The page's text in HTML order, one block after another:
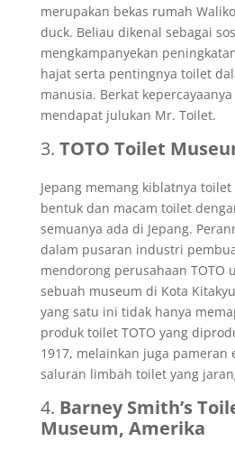
merupakan bekas rumah
duck. Beliau dikenal sebagai
mengkampanyekan
hajat serta pentingnya toilet
manusia. Berkat
mendapat julukan Mr. Toilet.
3. TOTO Toilet
Jepang memang kiblatnya
bentuk dan macam toilet
semuanya ada di Jepang.
dalam pusaran industri
mendorong perusahaan TOTO
sebuah museum di Kota
yang satu ini tidak hanya
produk toilet TOTO yang
1917, melainkan juga pameran
saluran limbah toilet yang
4. Barney Smith’s
Museum, Amerika